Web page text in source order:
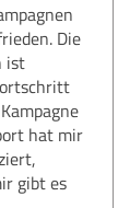
Die
ist
hat mir
gibt es